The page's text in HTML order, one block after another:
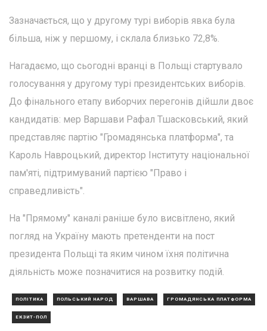
Зазначається, що у другому турі виборів явка була
більша, ніж у першому, і склала близько 72,8%.
Нагадаємо, що сьогодні вранці в Польщі стартувало
голосування у другому турі президентських виборів.
До фінального етапу виборчих перегонів дійшли двоє
кандидатів: мер Варшави Рафал Тшасковський, який
представляє партію "Громадянська платформа", та
Кароль Навроцький, директор Інституту національної
пам'яті, підтримуваний партією "Право і
справедливість".
На "Прямому" каналі раніше було висвітлено, який
погляд на Україну мають претенденти на пост
президента Польщі та яким чином їхня політична
діяльність може позначитися на розвитку подій.
ПОЛІТИКА ПОЛЬСЬКИЙ НАРОД ВАРШАВА ГРОМАДЯНСЬКА ПЛАТФОРМА
ЕКЗИТ-ПОЛ